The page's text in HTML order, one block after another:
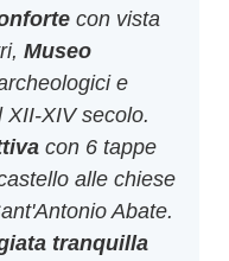
con vista
Museo
e
XII-XIV secolo.
con 6 tappe
alle chiese
Abate.
tranquilla